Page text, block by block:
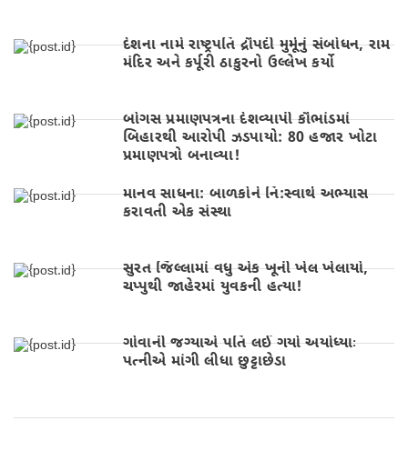
દેશના નામે રાષ્ટ્રપતિ દ્રૌપદી મુર્મૂનું સંબોધન, રામ
મંદિર અને કર્પૂરી ઠાકુરનો ઉલ્લેખ કર્યો
બોગસ પ્રમાણપત્રના દેશવ્યાપી કૌભાંડમાં
બિહારથી આરોપી ઝડપાયો: 80 હજાર ખોટા
પ્રમાણપત્રો બનાવ્યા!
માનવ સાધના: બાળકોને નિ:સ્વાર્થ અભ્યાસ
કરાવતી એક સંસ્થા
સુરત જિલ્લામાં વધુ એક ખૂની ખેલ ખેલાયો,
ચપ્પુથી જાહેરમાં યુવકની હત્યા!
ગોવાની જગ્યાએ પતિ લઈ ગયો અયોધ્યાઃ
પત્નીએ માંગી લીધા છુટ્ટાછેડા